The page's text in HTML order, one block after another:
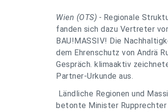
Wien (OTS) - Regionale
fanden sich dazu Vertreter
BAU!MASSIV! Die
dem Ehrenschutz von Andrä
Gespräch. klimaaktiv
Partner-Urkunde aus.
Ländliche Regionen und
betonte Minister Rupprechter